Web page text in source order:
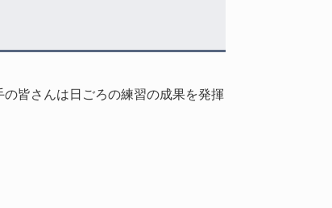
皆さんは日ごろの練習の成果を発揮